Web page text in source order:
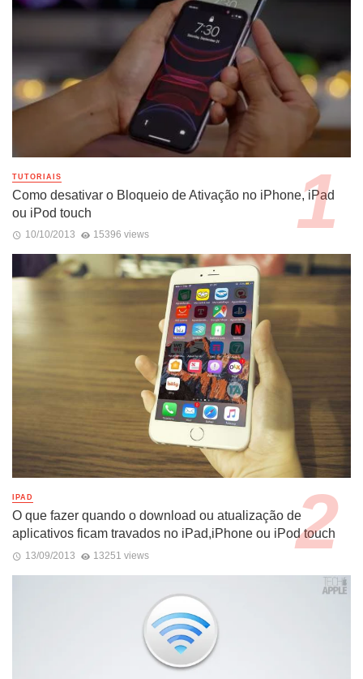
TUTORIAIS
Como desativar o Bloqueio de Ativação no iPhone, iPad
ou iPod touch
10/10/2013 15396 views
IPAD
O que fazer quando o download ou atualização de
aplicativos ficam travados no iPad,iPhone ou iPod touch
13/09/2013 13251 views